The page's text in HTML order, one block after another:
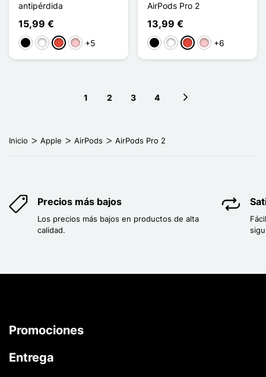
antipérdida
15,99 €
NegroBlancoRojoRosa+5
AirPods Pro 2
13,99 €
NegroBlancoRojoRosa+6
1 2 3 4
Inicio Apple AirPods AirPods Pro 2
Precios más bajos
Los precios más bajos en productos de alta
calidad.
Promociones
Entrega